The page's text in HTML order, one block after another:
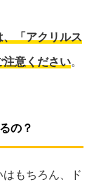
「アクリルス
意ください。
の？
もちろん、ド